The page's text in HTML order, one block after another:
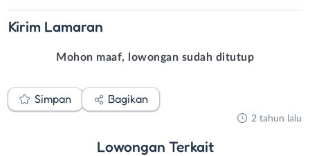
Kirim Lamaran
Mohon maaf, lowongan sudah ditutup
Simpan Bagikan
2 tahun lalu
Lowongan Terkait